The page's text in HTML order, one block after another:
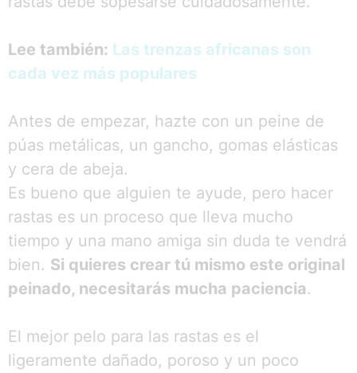
Lee también: Las trenzas africanas son
cada vez más populares
Antes de empezar, hazte con un peine de
púas metálicas, un gancho, gomas elásticas
y cera de abeja.
Es bueno que alguien te ayude, pero hacer
rastas es un proceso que lleva mucho
tiempo y una mano amiga sin duda te vendrá
bien. Si quieres crear tú mismo este original
peinado, necesitarás mucha paciencia.
El mejor pelo para las rastas es el
ligeramente dañado, poroso y un poco